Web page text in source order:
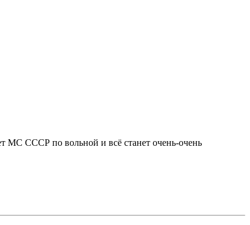
МС СССР по вольной и всё станет очень-очень